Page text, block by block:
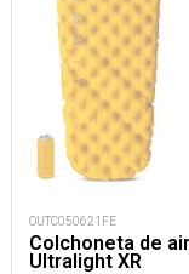
OUTC050621FE
Colchoneta de
Ultralight XR